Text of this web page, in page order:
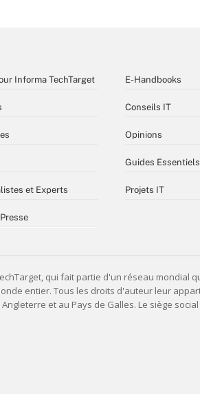
Informa TechTarget
et Experts
E-Handbooks
Conseils IT
Opinions
Guides Essentiels
Projets IT